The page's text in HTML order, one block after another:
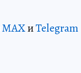
МАХиTelegram